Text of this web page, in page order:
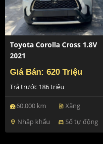
Toyota Corolla Cross 1.8V
2021
Giá Bán: 620 Triệu
Trả trước 186 triệu
60.000 km ev_station Xăng
location_on Nhập khẩu directions_car Số tự động